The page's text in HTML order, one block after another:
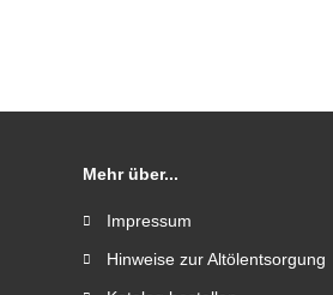
Mehr über...
Impressum
Hinweise zur Altölentsorgung